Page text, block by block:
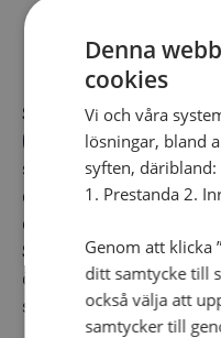
SAM-styrelsen
(videomöte) med
stadgeändringar som
ombudsmötet (10/10).
SAM-styrelsen och
öppnar upp för frågor
samtliga medlemmar
Denna
cookies
Vi och våra
lösningar, bland
syften, däribland:
1. Prestanda 2.
Genom att klicka
ditt samtycke till
också välja att
samtycker till